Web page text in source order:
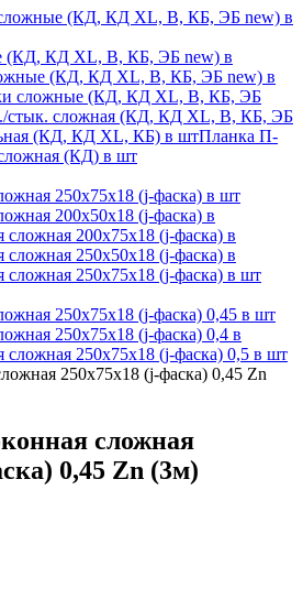
(КД, КД XL, В, КБ, ЭБ new) в
(КД, КД XL, В, КБ, ЭБ new) в
(КД, КД XL, В, КБ, ЭБ new) в
сложные (КД, КД XL, В, КБ, ЭБ
стык. сложная (КД, КД XL, В, КБ, ЭБ
(КД, КД XL, КБ) в штПланка П-
(КД) в шт
250х75х18 (j-фаска) в шт
200х50х18 (j-фаска) в
сложная 200х75х18 (j-фаска) в
сложная 250х50х18 (j-фаска) в
сложная 250х75х18 (j-фаска) в шт
250х75х18 (j-фаска) 0,45 в шт
250х75х18 (j-фаска) 0,4 в
сложная 250х75х18 (j-фаска) 0,5 в шт
250х75х18 (j-фаска) 0,45 Zn
сложная
0,45 Zn (3м)